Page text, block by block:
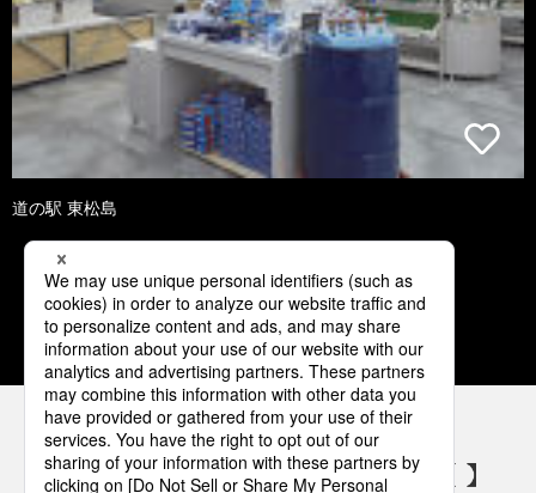
道の駅 東松島
1 2 3 4 5
パナソニックの電気設備 SNSアカウント